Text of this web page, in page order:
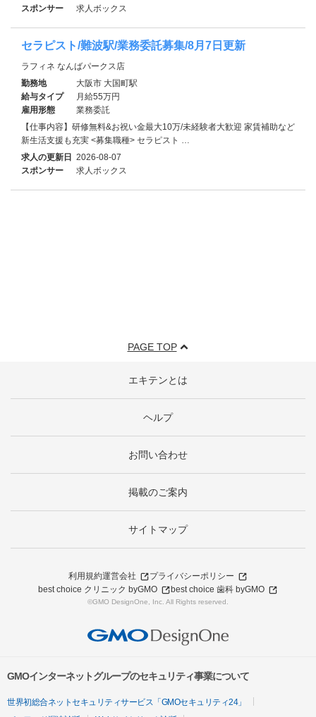
スポンサー
求人ボックス
セラピスト/難波駅/業務委託募集/8月7日更新
ラフィネ なんばパークス店
勤務地
大阪市 大国町駅
給与タイプ
月給55万円
雇用形態
業務委託
【仕事内容】研修無料&お祝い金最大10万/未経験者大歓迎 家賃補助など
新生活支援も充実 <募集職種> セラピスト …
求人の更新日 2026-08-07
スポンサー
求人ボックス
PAGE TOP
エキテンとは
ヘルプ
お問い合わせ
掲載のご案内
サイトマップ
利用規約運営会社
プライバシーポリシー
best choice クリニック byGMO
best choice 歯科 byGMO
©GMO DesignOne, Inc. All Rights reserved.
GMOインターネットグループのセキュリティ事業について
世界初総合ネットセキュリティサービス「GMOセキュリティ24」